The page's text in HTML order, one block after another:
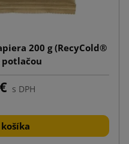
200 g (RecyCold®
potlačou
s DPH